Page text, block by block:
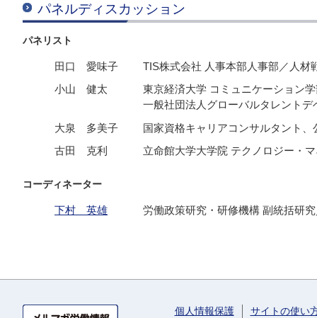
パネルディスカッション
パネリスト
田口 愛味子
TIS株式会社 人事本部人事部／人材
小山 健太
東京経済大学 コミュニケーション
一般社団法人グローバルタレント
大泉 多美子
国家資格キャリアコンサルタント
古田 克利
立命館大学大学院 テクノロジー・
コーディネーター
下村 英雄 労働政策研究・研修機構 副統括研
個人情報保護 サイトの使い